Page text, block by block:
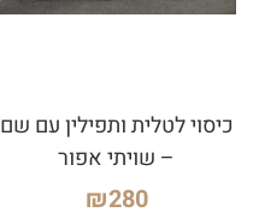
כיסוי לטלית ותפילין עם שם
– שויתי אפור
₪280